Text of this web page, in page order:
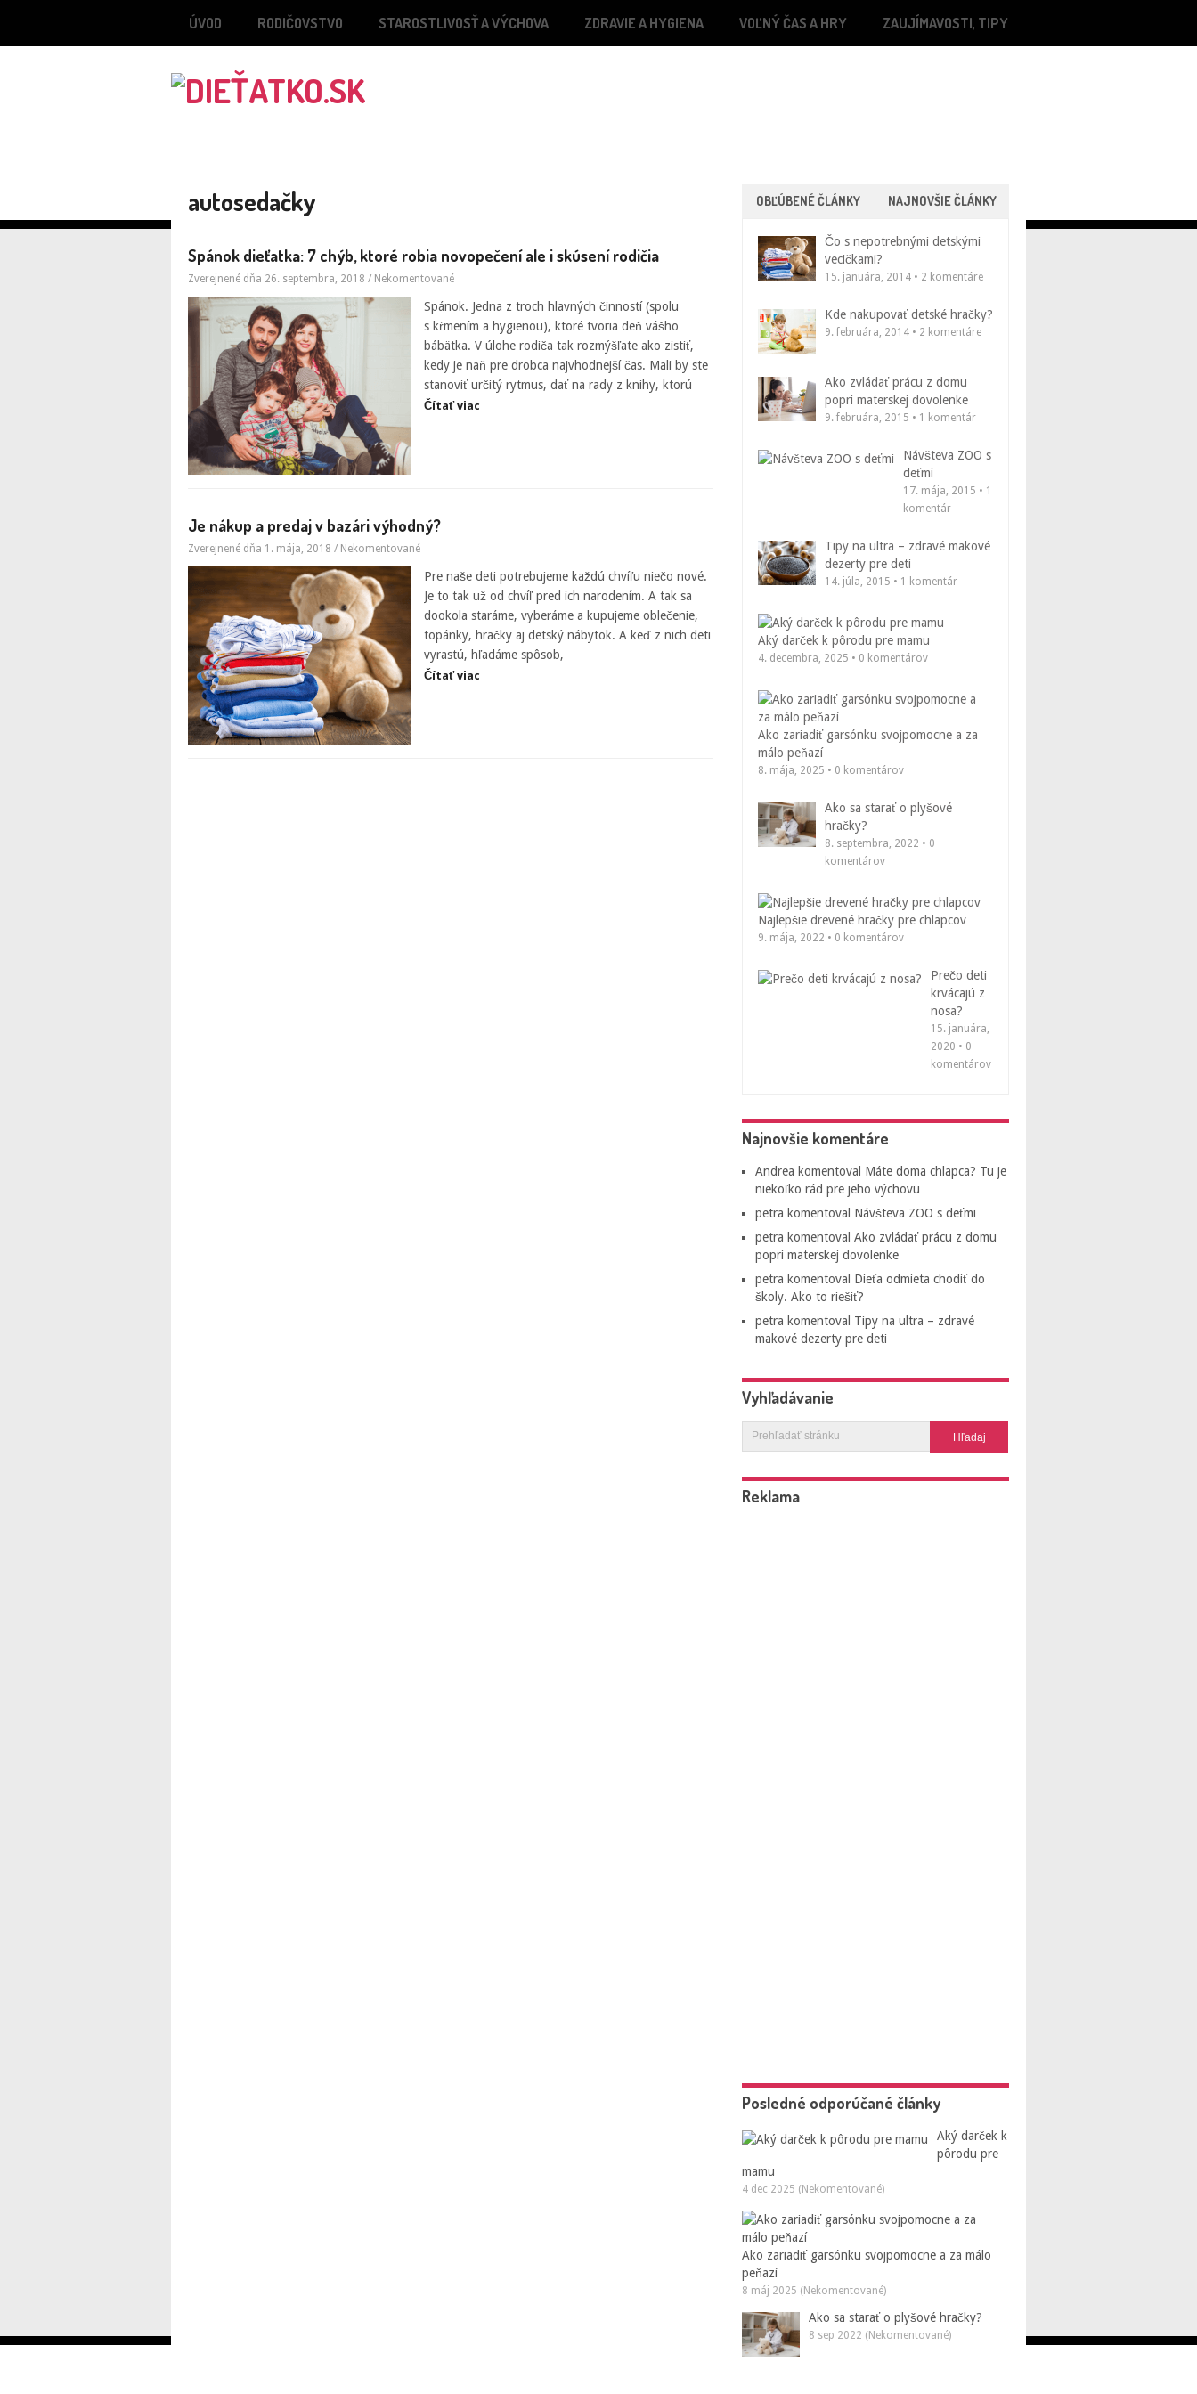
ÚVOD RODIČOVSTVO STAROSTLIVOSŤ A VÝCHOVA ZDRAVIE A HYGIENA VOĽNÝ ČAS A HRY ZAUJÍMAVOSTI, TIPY
autosedačky
Spánok dieťatka: 7 chýb, ktoré robia novopečení ale i skúsení rodičia
Zverejnené dňa 26. septembra, 2018 / Nekomentované
Spánok. Jedna z troch hlavných činností (spolu
s kŕmením a hygienou), ktoré tvoria deň vášho
bábätka. V úlohe rodiča tak rozmýšľate ako zistiť,
kedy je naň pre drobca najvhodnejší čas. Mali by ste
stanoviť určitý rytmus, dať na rady z knihy, ktorú
Čítať viac
Je nákup a predaj v bazári výhodný?
Zverejnené dňa 1. mája, 2018 / Nekomentované
Pre naše deti potrebujeme každú chvíľu niečo nové.
Je to tak už od chvíľ pred ich narodením. A tak sa
dookola staráme, vyberáme a kupujeme oblečenie,
topánky, hračky aj detský nábytok. A keď z nich deti
vyrastú, hľadáme spôsob,
Čítať viac
OBĽÚBENÉ ČLÁNKY NAJNOVŠIE ČLÁNKY
Čo s nepotrebnými detskými
vecičkami?
15. januára, 2014 • 2 komentáre
Kde nakupovať detské hračky?
9. februára, 2014 • 2 komentáre
Ako zvládať prácu z domu
popri materskej dovolenke
9. februára, 2015 • 1 komentár
Návšteva ZOO s
deťmi
17. mája, 2015 • 1
komentár
Tipy na ultra – zdravé makové
dezerty pre deti
14. júla, 2015 • 1 komentár
Aký darček k pôrodu pre mamu
4. decembra, 2025 • 0 komentárov
Ako zariadiť garsónku svojpomocne a za
málo peňazí
8. mája, 2025 • 0 komentárov
Ako sa starať o plyšové
hračky?
8. septembra, 2022 • 0
komentárov
Najlepšie drevené hračky pre chlapcov
9. mája, 2022 • 0 komentárov
Prečo deti
krvácajú z
nosa?
15. januára,
2020 • 0
komentárov
Najnovšie komentáre
Andrea komentoval Máte doma chlapca? Tu je
niekoľko rád pre jeho výchovu
petra komentoval Návšteva ZOO s deťmi
petra komentoval Ako zvládať prácu z domu
popri materskej dovolenke
petra komentoval Dieťa odmieta chodiť do
školy. Ako to riešiť?
petra komentoval Tipy na ultra – zdravé
makové dezerty pre deti
Vyhľadávanie
Reklama
Posledné odporúčané články
Aký darček k
pôrodu pre
mamu
4 dec 2025 (Nekomentované)
Ako zariadiť garsónku svojpomocne a za málo
peňazí
8 máj 2025 (Nekomentované)
Ako sa starať o plyšové hračky?
8 sep 2022 (Nekomentované)